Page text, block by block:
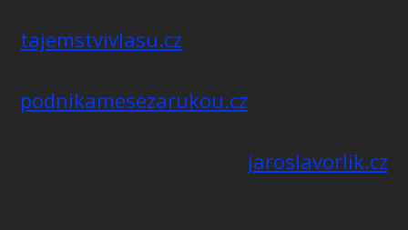
tajemstvivlasu.cz
podnikamesezarukou.cz
jaroslavorlik.cz